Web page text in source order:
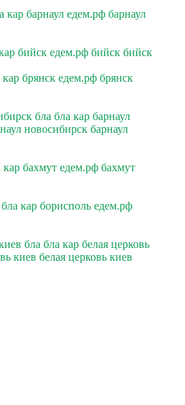
кар барнаул едем.рф барнаул
бийск едем.рф бийск бийск
брянск едем.рф брянск
бла бла кар барнаул
новосибирск барнаул
кар бахмут едем.рф бахмут
кар борисполь едем.рф
бла бла кар белая церковь
киев белая церковь киев